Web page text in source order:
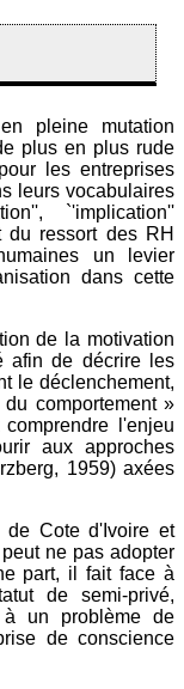
pleine mutation
plus en plus rude
les entreprises
leurs vocabulaires
`'implication''
du ressort des RH
un levier
dans cette
de la motivation
afin de décrire les
le déclenchement,
comportement »
l'enjeu
aux approches
1959) axées
de Cote d'Ivoire et
ne pas adopter
part, il fait face à
de semi-privé,
un problème de
de conscience